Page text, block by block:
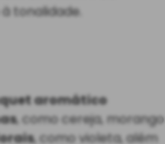
tonalidade.
aromático
, como cereja, morango
, como violeta, além